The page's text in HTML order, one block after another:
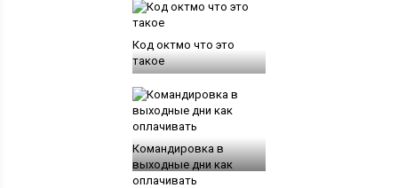
Код октмо что это
такое
Командировка в
выходные дни как
оплачивать